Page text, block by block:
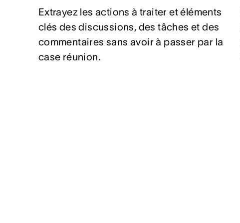
Extrayez les actions à traiter et éléments
clés des discussions, des tâches et des
commentaires sans avoir à passer par la
case réunion.